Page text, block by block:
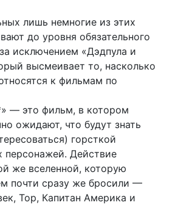
лишь немногие из этих
до уровня обязательного
исключением «Дэдпула и
высмеивает то, насколько
к фильмам по
— это фильм, в котором
ожидают, что будут знать
горсткой
персонажей. Действие
же вселенной, которую
почти сразу же бросили —
Тор, Капитан Америка и